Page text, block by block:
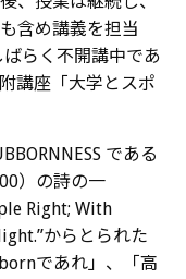
含め講義を担当
らく不開講中であ
講座「大学とスポ
である
）の詩の一
Right; With
からとられた
であれ」、「高